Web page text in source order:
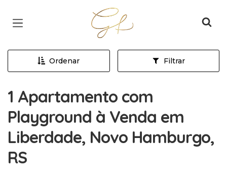
Página inicial
Ordenar Filtrar
1 Apartamento com
Playground à Venda em
Liberdade, Novo Hamburgo,
RS